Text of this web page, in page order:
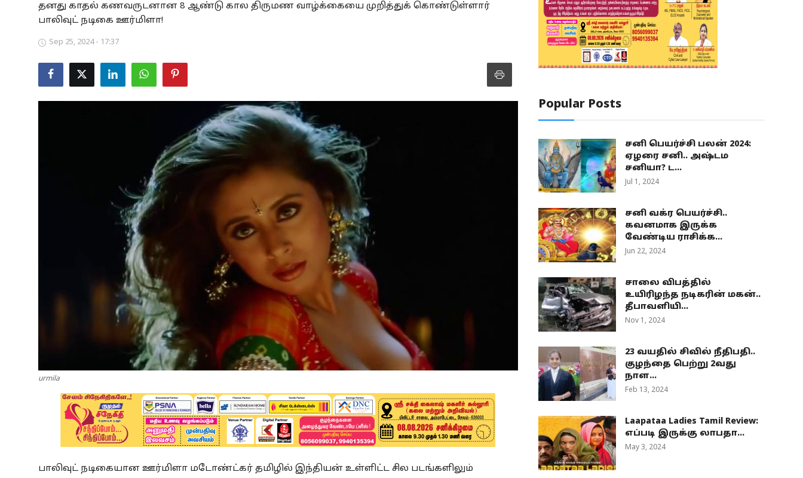
Business
தனது காதல் கணவருடனான 8 ஆண்டு கால திருமண வாழ்க்கையை முறித்துக் கொண்டுள்ளார்
பாலிவுட் நடிகை ஊர்மிளா!
Sep 25, 2024 - 17:37
urmila
பாலிவுட் நடிகையான ஊர்மிளா மடோண்ட்கர் தமிழில் இந்தியன் உள்ளிட்ட சில படங்களிலும்
Popular Posts
சனி பெயர்ச்சி பலன் 2024:
ஏழரை சனி.. அஷ்டம
சனியா? ட...
Jul 1, 2024
சனி வக்ர பெயர்ச்சி..
கவனமாக இருக்க
வேண்டிய ராசிக்க...
Jun 22, 2024
சாலை விபத்தில்
உயிரிழந்த நடிகரின் மகன்..
தீபாவளியி...
Nov 1, 2024
23 வயதில் சிவில் நீதிபதி..
குழந்தை பெற்று 2வது
நாள...
Feb 13, 2024
Laapataa Ladies Tamil Review:
எப்படி இருக்கு லாபதா...
May 3, 2024